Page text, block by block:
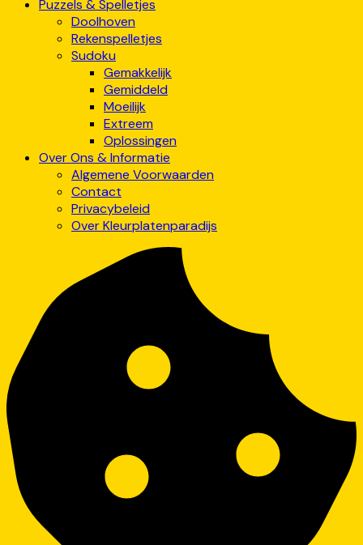
Puzzels & Spelletjes
Doolhoven
Rekenspelletjes
Sudoku
Gemakkelijk
Gemiddeld
Moeilijk
Extreem
Oplossingen
Over Ons & Informatie
Algemene Voorwaarden
Contact
Privacybeleid
Over Kleurplatenparadijs